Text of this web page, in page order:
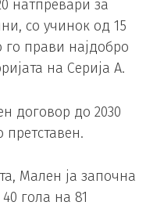
натпревари за
со учинок од 15
го прави најдобро
на Серија А.
договор до 2030
Мален ја започна
гола на 81